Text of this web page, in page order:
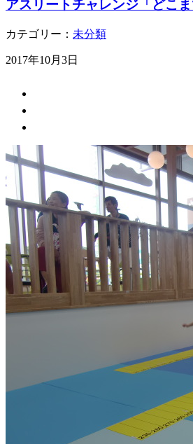
アスリートチャレンジ「どこま
カテゴリー： 未分類
2017年10月3日